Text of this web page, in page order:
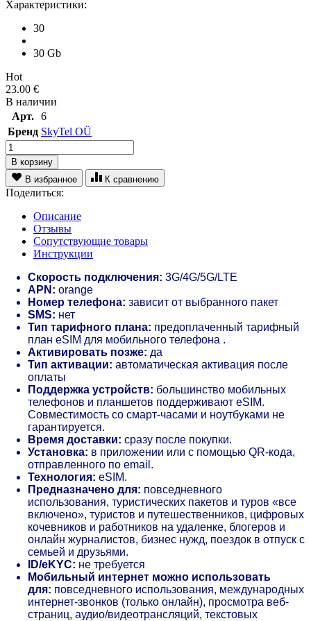
Характеристики:
30
30 Gb
Hot
23.00 €
В наличии
Арт. 6
Бренд SkyTel OÜ
В корзину
В избранное
К сравнению
Поделиться:
Описание
Отзывы
Сопутствующие товары
Инструкции
Скорость подключения: 3G/4G/5G/LTE
APN: orange
Номер телефона: зависит от выбранного пакет
SMS: нет
Тип тарифного плана: предоплаченный тарифный
план eSIM для мобильного телефона .
Активировать позже: да
Тип активации: автоматическая активация после
оплаты
Поддержка устройств: большинство мобильных
телефонов и планшетов поддерживают eSIM.
Совместимость со смарт-часами и ноутбуками не
гарантируется.
Время доставки: сразу после покупки.
Установка: в приложении или с помощью QR-кода,
отправленного по email.
Технология: eSIM.
Предназначено для: повседневного
использования, туристических пакетов и туров «все
включено», туристов и путешественников, цифровых
кочевников и работников на удаленке, блогеров и
онлайн журналистов, бизнес нужд, поездок в отпуск с
семьей и друзьями.
ID/eKYC: не требуется
Мобильный интернет можно использовать
для: повседневного использования, международных
интернет-звонков (только онлайн), просмотра веб-
страниц, аудио/видеотрансляций, текстовых